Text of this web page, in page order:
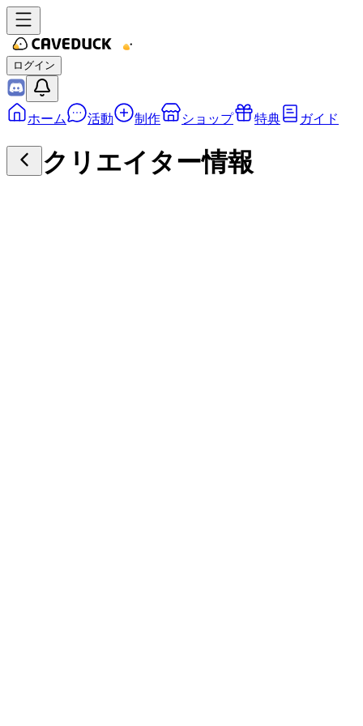
ログイン
ホーム 活動 制作 ショップ 特典 ガイド
クリエイター情報